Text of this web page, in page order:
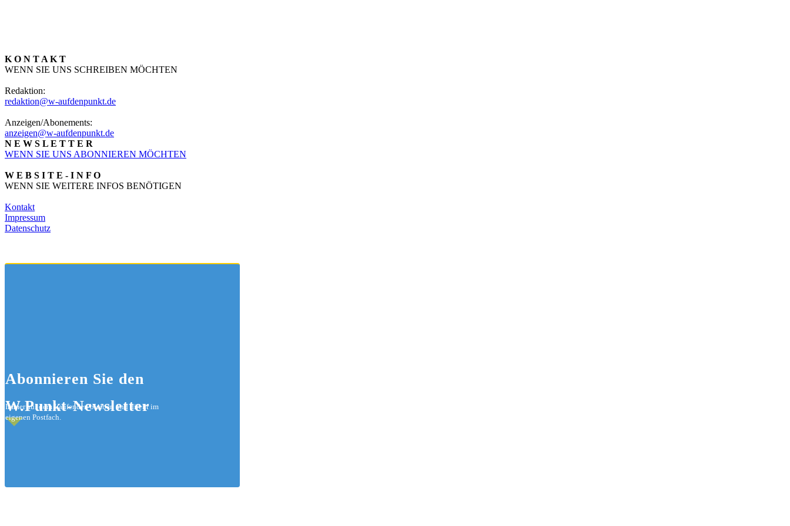
K O N T A K T
WENN SIE UNS SCHREIBEN MÖCHTEN
Redaktion:
redaktion@w-aufdenpunkt.de
Anzeigen/Abonements:
anzeigen@w-aufdenpunkt.de
N E W S L E T T E R
WENN SIE UNS ABONNIEREN MÖCHTEN
W E B S I T E - I N F O
WENN SIE WEITERE INFOS BENÖTIGEN
Kontakt
Impressum
Datenschutz
Abonnieren Sie den
W.Punkt-Newsletter
Immer auf dem Laufenden bleiben und direkt im
eigenen Postfach.